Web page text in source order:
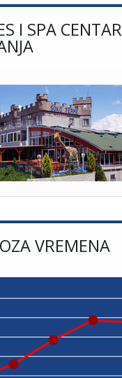
I SPA CENTAR
VREMENA